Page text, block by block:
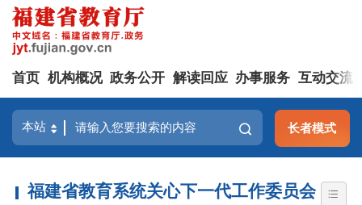
首页 机构概况 政务公开 解读回应 办事服务 互动交流
长者模式
福建省教育系统关心下一代工作委员会